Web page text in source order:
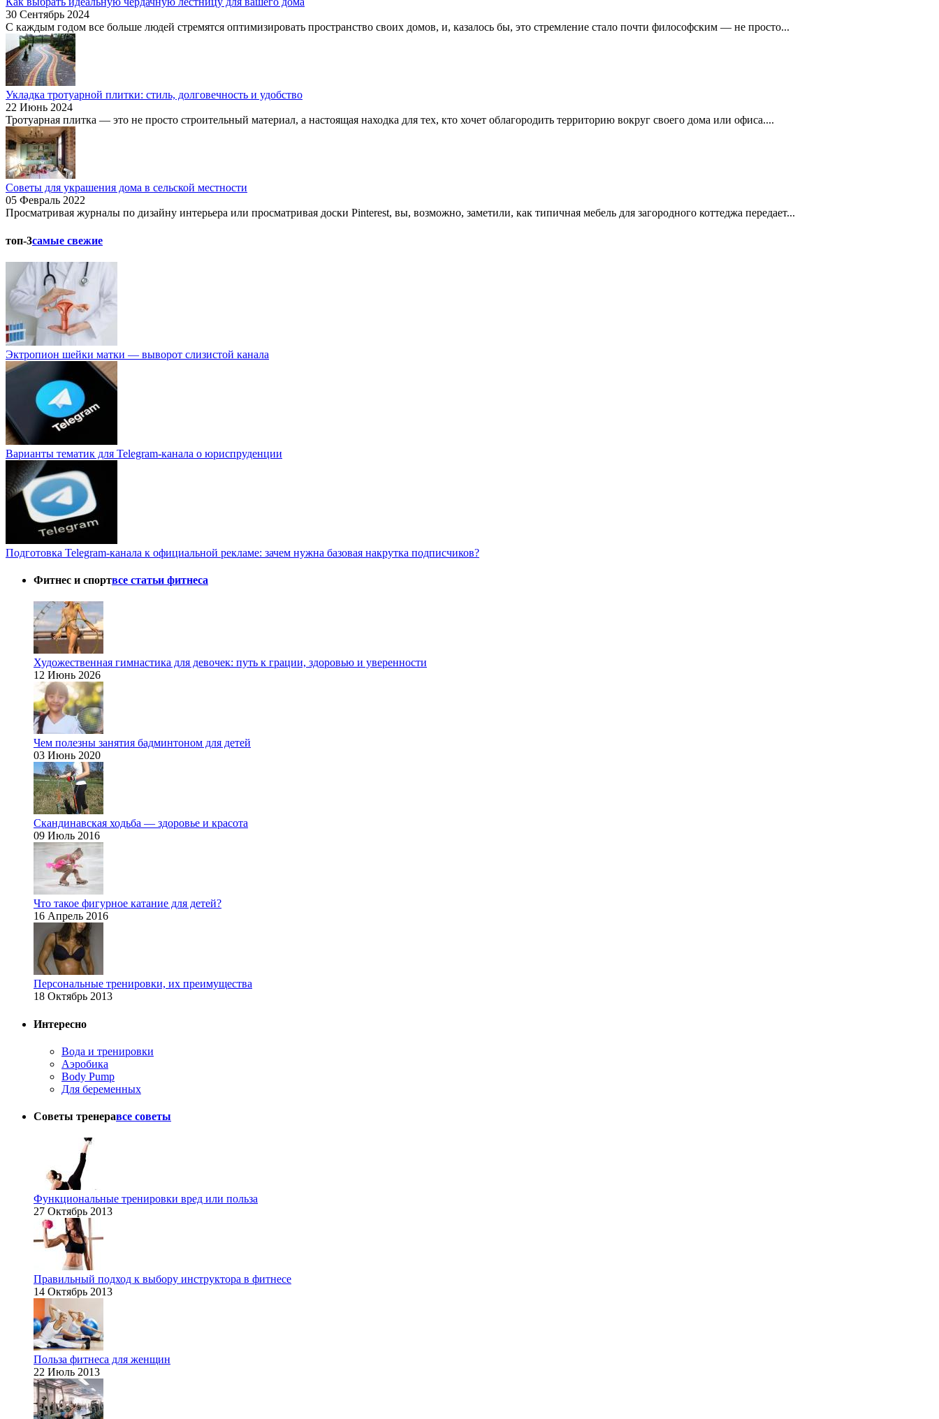
30 Сентябрь 2024
С каждым годом все больше людей стремятся оптимизировать пространство своих домов, и, казалось бы, это стремление стало почти философским — не просто...
Укладка тротуарной плитки: стиль, долговечность и удобство
22 Июнь 2024
Тротуарная плитка — это не просто строительный материал, а настоящая находка для тех, кто хочет облагородить территорию вокруг своего дома или офиса....
Советы для украшения дома в сельской местности
05 Февраль 2022
Просматривая журналы по дизайну интерьера или просматривая доски Pinterest, вы, возможно, заметили, как типичная мебель для загородного коттеджа передает...
топ-3самые свежие
Эктропион шейки матки — выворот слизистой канала
Варианты тематик для Telegram-канала о юриспруденции
Подготовка Telegram-канала к официальной рекламе: зачем нужна базовая накрутка подписчиков?
Фитнес и спортвсе статьи фитнеса
Художественная гимнастика для девочек: путь к грации, здоровью и уверенности
12 Июнь 2026
Чем полезны занятия бадминтоном для детей
03 Июнь 2020
Скандинавская ходьба — здоровье и красота
09 Июль 2016
Что такое фигурное катание для детей?
16 Апрель 2016
Персональные тренировки, их преимущества
18 Октябрь 2013
Интересно
Вода и тренировки
Аэробика
Body Pump
Для беременных
Советы тренеравсе советы
Функциональные тренировки вред или польза
27 Октябрь 2013
Правильный подход к выбору инструктора в фитнесе
14 Октябрь 2013
Польза фитнеса для женщин
22 Июль 2013